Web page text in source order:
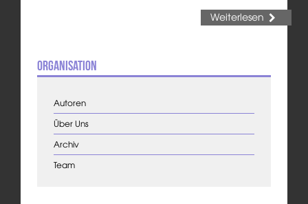
Weiterlesen
Organisation
Autoren
Über Uns
Archiv
Team